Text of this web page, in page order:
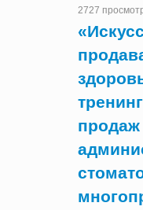
2727
тренинг
продаж